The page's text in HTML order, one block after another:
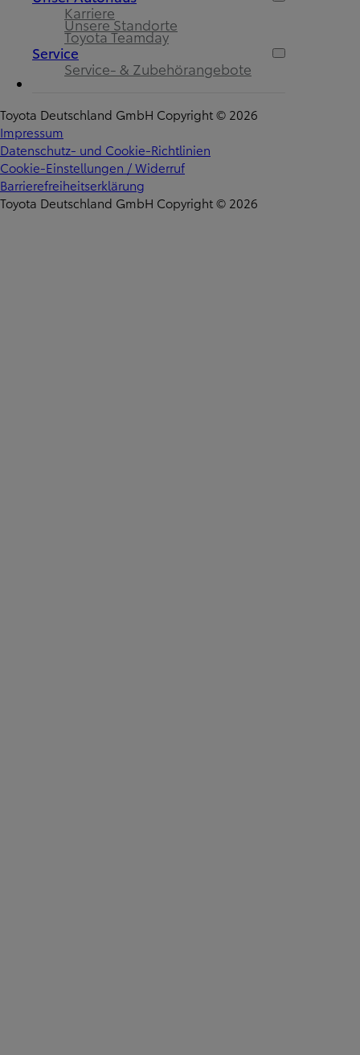
Karriere
Unsere Standorte
Toyota Teamday
Service
Service- & Zubehörangebote
Toyota Deutschland GmbH Copyright © 2026
Impressum
Datenschutz- und Cookie-Richtlinien
Cookie-Einstellungen / Widerruf
Barrierefreiheitserklärung
Toyota Deutschland GmbH Copyright © 2026